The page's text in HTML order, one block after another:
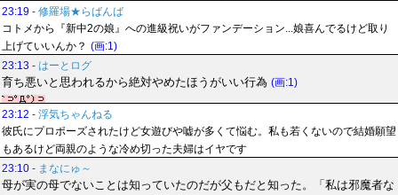
23:19 - 修羅場★らばんば
コトメから『新中2の娘』への進級祝いがファンデーション...娘喜んでるけど取り
上げていいんか？ (画:1)
23:13 - はーとログ
育ち悪いと思われるから絶対やめたほうがいい行為 (画:1)
23:12 - 浮気ちゃんねる
彼氏にプロポーズされたけど女遊びや嘘が多くて悩む。私も若くないので結婚願望
もあるけど両親のような冷め切った夫婦はイヤです
23:10 - まなにゅ～
母が実の母でないことは知っていたのだが父もだと知った。「私は邪魔者な